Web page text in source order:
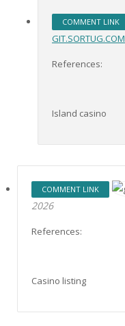
COMMENT LINK
GIT.SORTUG.COM
References:
Island casino
COMMENT LINK
2026
References:
Casino listing